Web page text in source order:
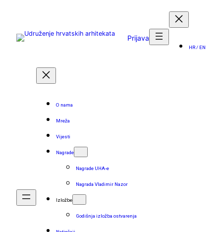
Prijava
HR / EN
O nama
Mreža
Vijesti
Nagrade
Nagrade UHA-e
Nagrada Vladimir Nazor
Izložbe
Godišnja izložba ostvarenja